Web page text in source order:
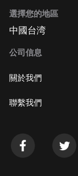
選擇您的地區
中國台湾
公司信息
關於我們
聯繫我們